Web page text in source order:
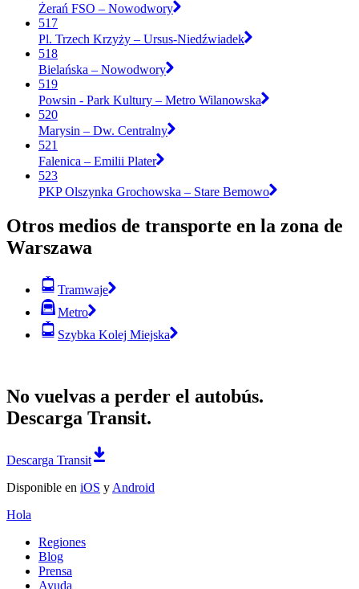
Żerań FSO – Nowodwory
517
Pl. Trzech Krzyży – Ursus-Niedźwiadek
518
Bielańska – Nowodwory
519
Powsin - Park Kultury – Metro Wilanowska
520
Marysin – Dw. Centralny
521
Falenica – Emilii Plater
523
PKP Olszynka Grochowska – Stare Bemowo
Otros medios de transporte en la zona de
Warszawa
Tramwaje
Metro
Szybka Kolej Miejska
No vuelvas a perder el autobús.
Descarga Transit.
Descarga Transit
Disponible en iOS y Android
Hola
Regiones
Blog
Prensa
Ayuda